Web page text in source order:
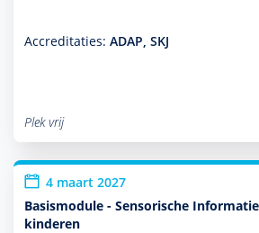
Accreditaties: ADAP, SKJ
Plek vrij
4 maart 2027
Basismodule - Sensorische
kinderen